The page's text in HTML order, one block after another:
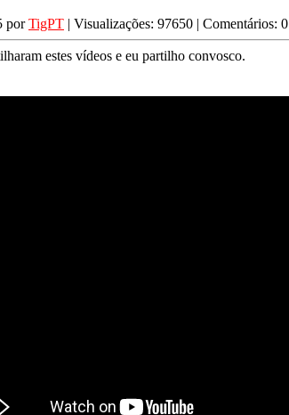
porTigPT | Visualizações: 97650 | Comentários: 0
estes vídeos e eu partilho convosco.